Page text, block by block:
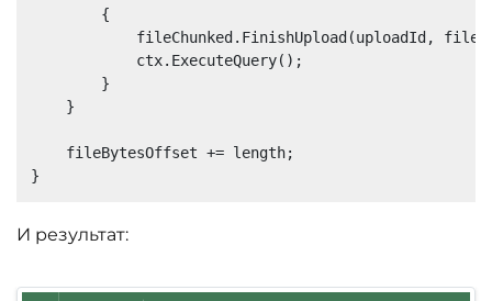
        {
fileChunked.FinishUpload(uploadId,
            ctx.ExecuteQuery();
        }
    }
    fileBytesOffset += length;
И результат: